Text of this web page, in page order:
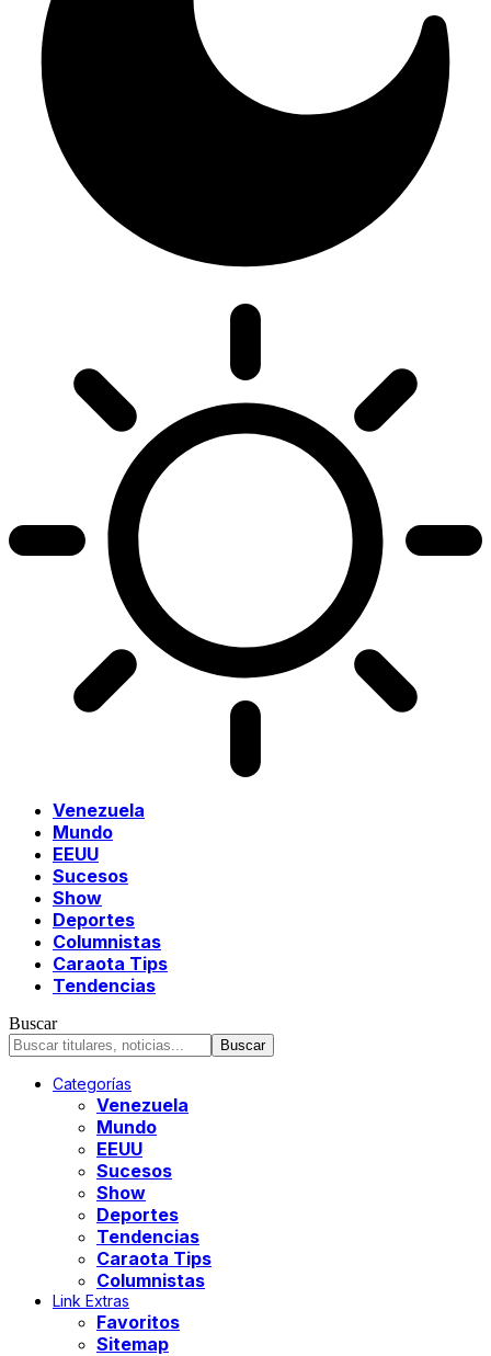
Venezuela
Mundo
EEUU
Sucesos
Show
Deportes
Columnistas
Caraota Tips
Tendencias
Buscar
Categorías
Venezuela
Mundo
EEUU
Sucesos
Show
Deportes
Tendencias
Caraota Tips
Columnistas
Link Extras
Favoritos
Sitemap